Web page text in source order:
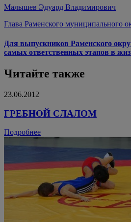
Малышев Эдуард Владимирович
Глава Раменского муниципального
Для выпускников Раменского
самых ответственных этапов в
Читайте также
23.06.2012
ГРЕБНОЙ СЛАЛОМ
Подробнее